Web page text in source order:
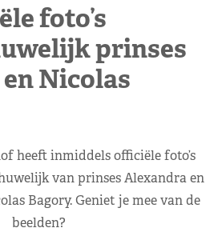
foto’s
prinses
Nicolas
heeft inmiddels officiële foto’s
van prinses Alexandra en
Bagory. Geniet je mee van de
beelden?